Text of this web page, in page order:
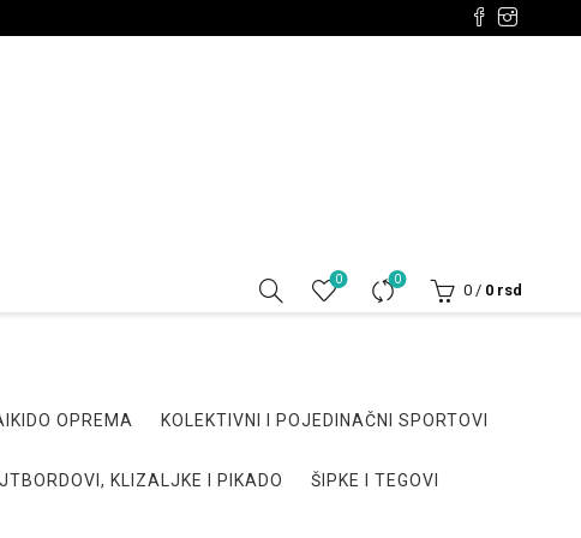
0 0
0 / 0 rsd
OPREMA KOLEKTIVNI I POJEDINAČNI SPORTOVI
KLIZALJKE I PIKADO ŠIPKE I TEGOVI